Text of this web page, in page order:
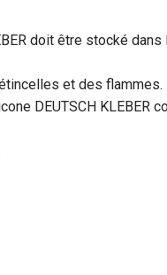
doit être stocké
et des flammes.
DEUTSCH KLEBER